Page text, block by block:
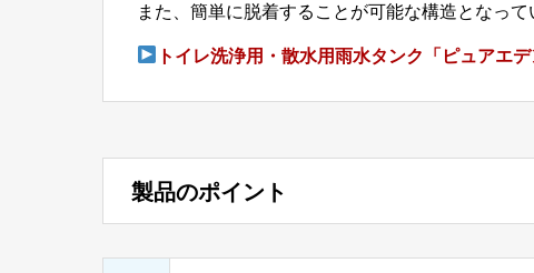
また、簡単に脱着することが可能な構造となっ
トイレ洗浄用・散水用雨水タンク「ピュアエ
製品のポイント